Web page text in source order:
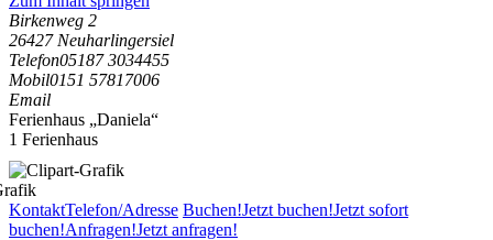
Birkenweg 2
26427 Neuharlingersiel
Telefon05187 3034455
Mobil0151 57817006
Email
Ferienhaus „Daniela“
1 Ferienhaus
KontaktTelefon/Adresse Buchen!Jetzt buchen!Jetzt sofort
buchen!Anfragen!Jetzt anfragen!